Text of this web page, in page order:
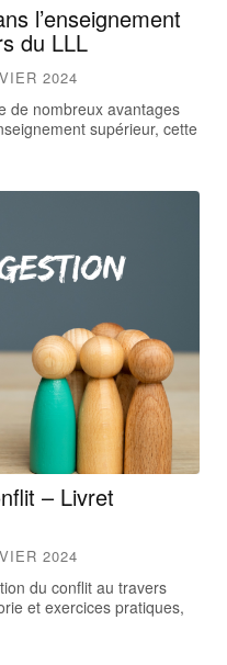
l’enseignement
du LLL
2024
de nombreux avantages
supérieur, cette
– Livret
2024
du conflit au travers
et exercices pratiques,